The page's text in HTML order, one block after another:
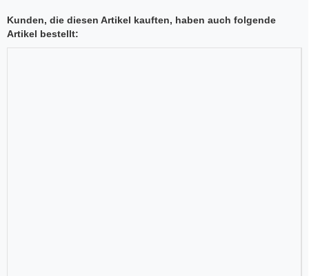
Kunden, die diesen Artikel kauften, haben auch folgende
Artikel bestellt: